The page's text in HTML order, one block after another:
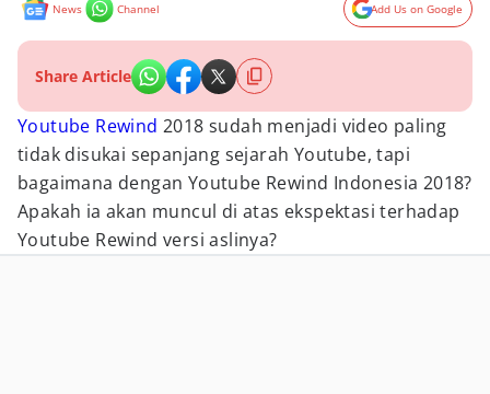
News Channel Add Us on Google
Share Article
Youtube Rewind 2018 sudah menjadi video paling
tidak disukai sepanjang sejarah Youtube, tapi
bagaimana dengan Youtube Rewind Indonesia 2018?
Apakah ia akan muncul di atas ekspektasi terhadap
Youtube Rewind versi aslinya?